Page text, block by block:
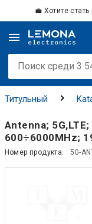
💼 Хотите
Титульный
Antenna;
600÷6000MHz;
Номер продукта: 5G-